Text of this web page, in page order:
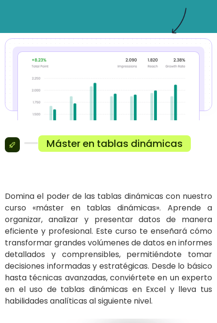
Máster en tablas dinámicas
Domina el poder de las tablas dinámicas con nuestro
curso «máster en tablas dinámicas». Aprende a
organizar, analizar y presentar datos de manera
eficiente y profesional. Este curso te enseñará cómo
transformar grandes volúmenes de datos en informes
detallados y comprensibles, permitiéndote tomar
decisiones informadas y estratégicas. Desde lo básico
hasta técnicas avanzadas, conviértete en un experto
en el uso de tablas dinámicas en Excel y lleva tus
habilidades analíticas al siguiente nivel.